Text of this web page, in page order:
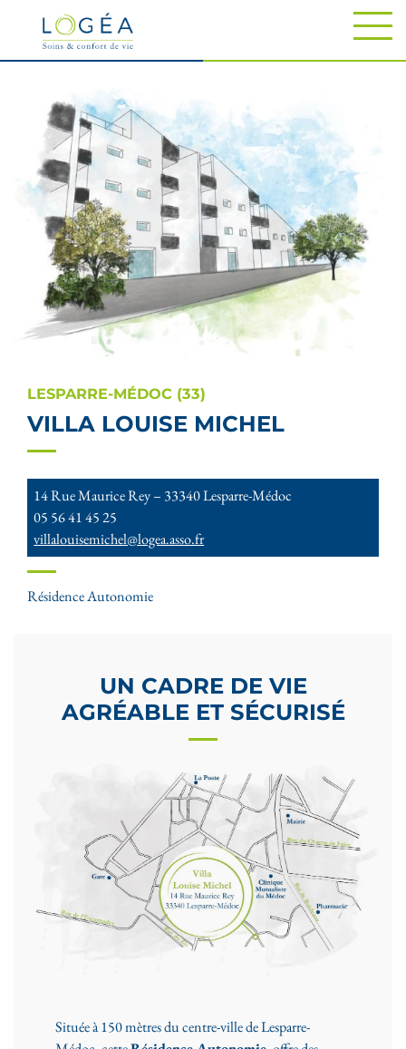
LESPARRE-MÉDOC (33)
VILLA LOUISE MICHEL
14 Rue Maurice Rey – 33340 Lesparre-Médoc
05 56 41 45 25
villalouisemichel@logea.asso.fr
Résidence Autonomie
UN CADRE DE VIE
AGRÉABLE ET SÉCURISÉ
Située à 150 mètres du centre-ville de Lesparre-